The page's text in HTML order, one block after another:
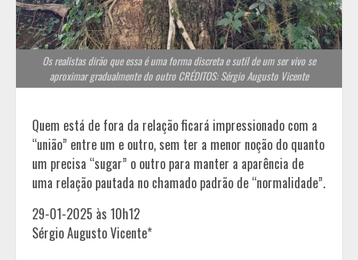
Os realistas dirão que essa é uma forma discreta e sutil de um ser vivo se
aproximar gradualmente do outro CRÉDITOS: Sérgio Augusto Vicente
Quem está de fora da relação ficará impressionado com a
“união” entre um e outro, sem ter a menor noção do quanto
um precisa “sugar” o outro para manter a aparência de
uma relação pautada no chamado padrão de “normalidade”.
29-01-2025 às 10h12
Sérgio Augusto Vicente*